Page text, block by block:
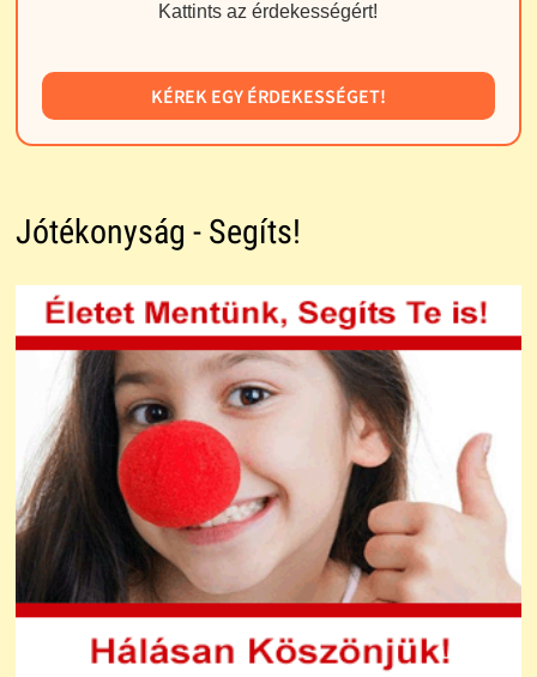
Kattints az érdekességért!
KÉREK EGY ÉRDEKESSÉGET!
Jótékonyság - Segíts!